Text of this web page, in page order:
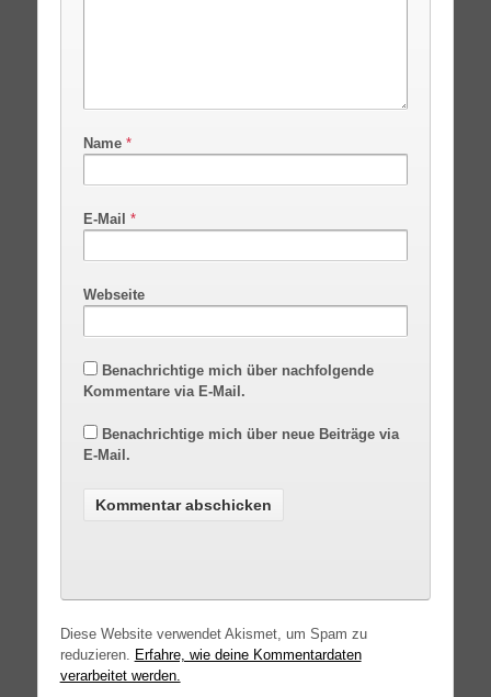
Name *
E-Mail *
Webseite
Benachrichtige mich über nachfolgende
Kommentare via E-Mail.
Benachrichtige mich über neue Beiträge via
E-Mail.
Diese Website verwendet Akismet, um Spam zu
reduzieren.
Erfahre, wie deine Kommentardaten
verarbeitet werden.